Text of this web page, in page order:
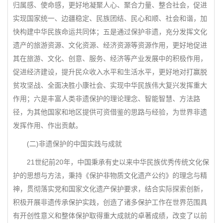
归属感、使命感，更好地凝聚人心、聚合力量、整合社会，促进
实现国家统一、边疆稳定、民族团结、民心和顺、社会和谐，加
快构建中华民族命运共同体；五是通过保护非遗，充分发挥文化
遗产的旅游资源、文化资源、经济资源等资源作用，更好地促进
其在旅游、文化、创意、服务、经济等产业发展中的积极作用，
促进经济建设，提升民众收入水平和生活水平，更好地对打赢脱
贫攻坚战、全面决胜小康社会、实现中华民族伟大复兴发挥重大
作用；六是丰富人类非遗保护的理论理念、智能智慧、方法路
径，为其他国家和地区提供可资借鉴的思路与经验，为世界非遗
发挥作用、作出贡献。
(二)非遗保护的中国实践与成就
21世纪前20年，中国秉承有史以来中华民族优秀传统文化保
护的思想与方法，秉持《保护非物质文化遗产公约》的理念与精
神，贯彻落实党和国家文化遗产保护要求，结合实际探索创新，
积极开展非遗传承保护实践，创造了诸多保护工作在世界范围具
有开创性意义和整体保护取得重大成就的卓著成绩，改变了以前